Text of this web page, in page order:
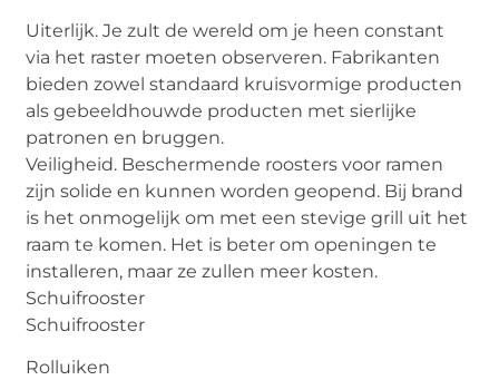
Uiterlijk. Je zult de wereld om je heen constant
via het raster moeten observeren. Fabrikanten
bieden zowel standaard kruisvormige producten
als gebeeldhouwde producten met sierlijke
patronen en bruggen.
Veiligheid. Beschermende roosters voor ramen
zijn solide en kunnen worden geopend. Bij brand
is het onmogelijk om met een stevige grill uit het
raam te komen. Het is beter om openingen te
installeren, maar ze zullen meer kosten.
Schuifrooster
Schuifrooster
Rolluiken